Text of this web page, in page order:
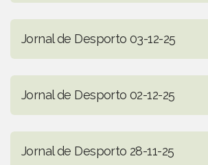
Jornal de Desporto 03-12-25
Jornal de Desporto 02-12-25
Jornal de Desporto 28-11-25